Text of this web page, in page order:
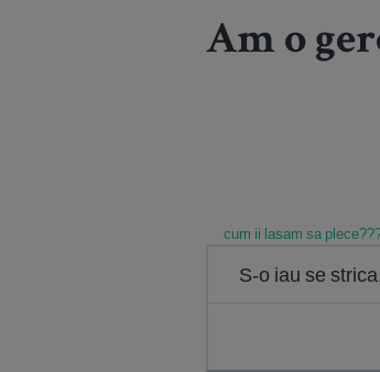
Am o
cum ii lasam sa
S-o iau se